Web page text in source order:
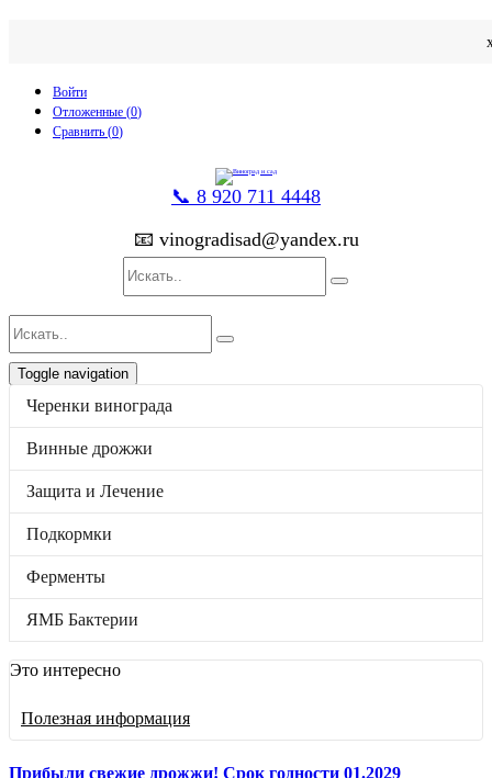
Войти
Отложенные (0)
Сравнить (0)
📞 8 920 711 4448
📧 vinogradisad@yandex.ru
Toggle navigation
Каталог
Винные дрожжи
Защита и Лечение
Подкормки
Ферменты
Бренды
Отложенные товары
Черенки винограда
Винные дрожжи
Защита и Лечение
Подкормки
p
Черенки винограда
Винные дрожжи
Защита и Лечение
Подкормки
Ферменты
ЯМБ Бактерии
Это интересно
Полезная информация
Прибыли свежие дрожжи! Срок годности 01.2029